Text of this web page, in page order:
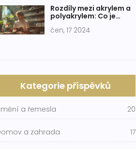
Rozdíly mezi akrylem a
polyakrylem: Co je
čen, 17 2024
Kategorie příspěvků
a řemesla 20
a zahrada 17